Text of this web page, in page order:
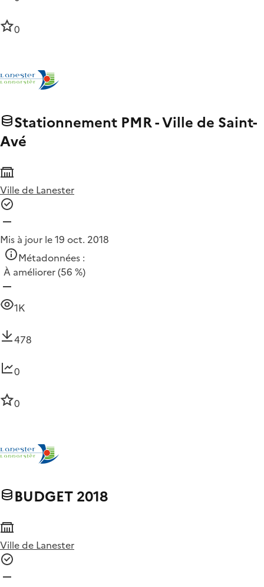
0
Stationnement PMR - Ville de Saint-
Avé
Ville de Lanester
Mis à jour le 19 oct. 2018
Métadonnées :
À améliorer(56 %)
1K
478
0
0
BUDGET 2018
Ville de Lanester